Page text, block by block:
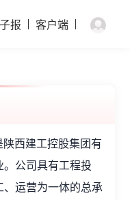
报 客户端
西建工控股集团有
公司具有工程投
运营为一体的总承